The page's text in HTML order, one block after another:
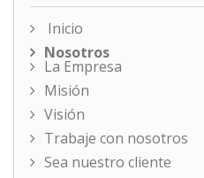
Inicio
Nosotros
La Empresa
Misión
Visión
Trabaje con nosotros
Sea nuestro cliente